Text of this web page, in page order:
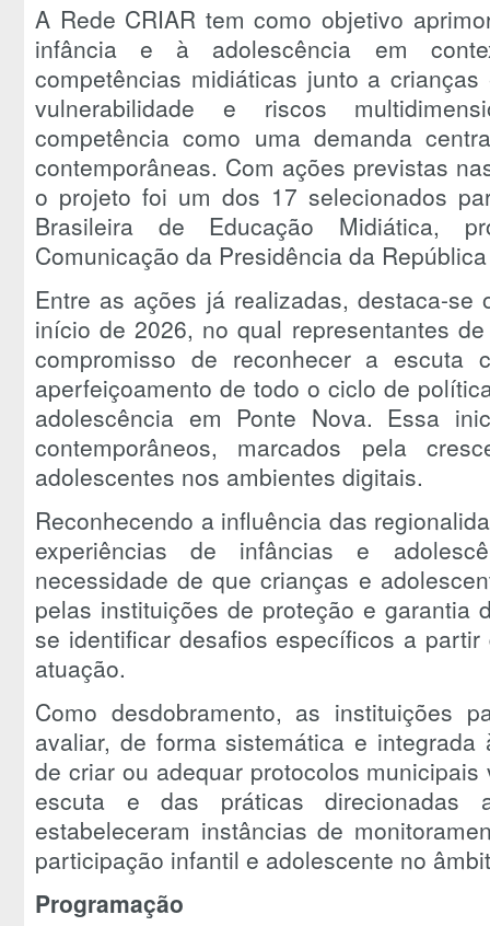
A Rede CRIAR tem como objetivo
infância e à adolescência em
competências midiáticas junto a
vulnerabilidade e riscos
competência como uma demanda
contemporâneas. Com ações previstas
o projeto foi um dos 17 selecionados
Brasileira de Educação Midiática,
Comunicação da Presidência da
Entre as ações já realizadas, destaca-
início de 2026, no qual representantes
compromisso de reconhecer a escuta
aperfeiçoamento de todo o ciclo de
adolescência em Ponte Nova. Essa
contemporâneos, marcados pela
adolescentes nos ambientes digitais.
Reconhecendo a influência das
experiências de infâncias e
necessidade de que crianças e
pelas instituições de proteção e garantia
se identificar desafios específicos a
atuação.
Como desdobramento, as instituições
avaliar, de forma sistemática e
de criar ou adequar protocolos
escuta e das práticas direcionadas
estabeleceram instâncias de
participação infantil e adolescente no
Programação